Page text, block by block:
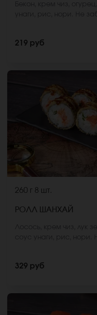
заказа. *Внешний вид
фото на сайте.
219 руб
260 г 8 шт.
РОЛЛ ШАНХАЙ
заказа. *Внешний вид
фото на сайте.
329 руб